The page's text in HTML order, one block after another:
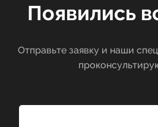
Появились
Отправьте заявку и наши